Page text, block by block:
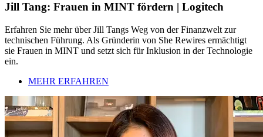
Jill Tang: Frauen in MINT fördern | Logitech
Erfahren Sie mehr über Jill Tangs Weg von der Finanzwelt zur
technischen Führung. Als Gründerin von She Rewires ermächtigt
sie Frauen in MINT und setzt sich für Inklusion in der Technologie
ein.
MEHR ERFAHREN